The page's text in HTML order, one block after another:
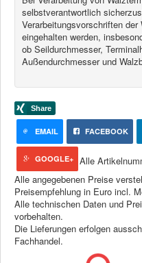
selbstverantwortlich
Verarbeitungsvorschriften
eingehalten werden,
ob Seildurchmesser,
Außendurchmesser und
EMAIL FACEBOOK
GOOGLE+ Alle
Alle angegebenen Preise
Preisempfehlung in Euro incl.
Alle technischen Daten und
vorbehalten.
Die Lieferungen erfolgen
Fachhandel.